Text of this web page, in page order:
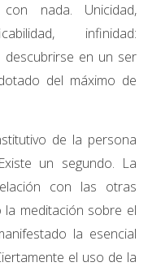
nada. Unicidad,
infinidad:
en un ser
del máximo de
de la persona
un segundo. La
con las otras
meditación sobre el
la esencial
el uso de la